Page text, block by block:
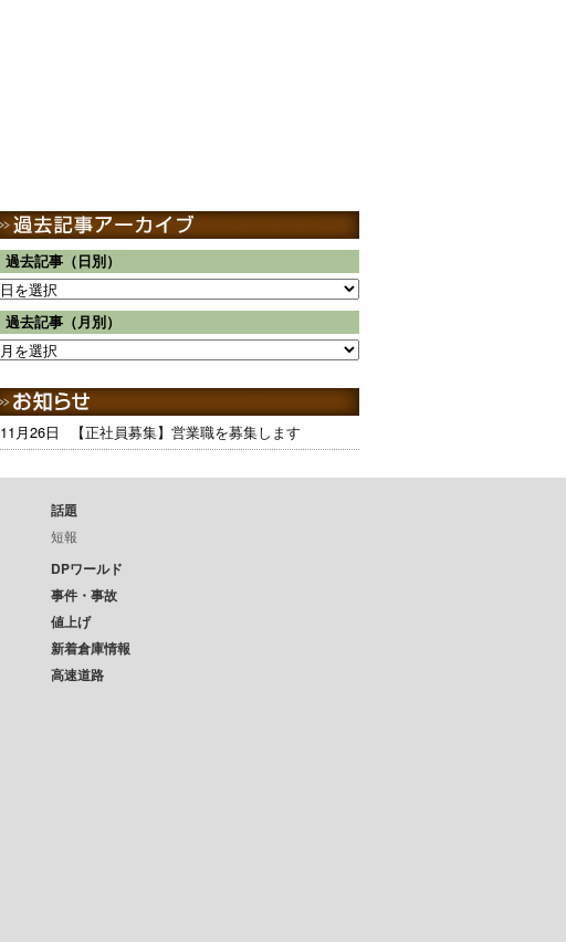
過去記事（日別）
過去記事（月別）
11月26日 【正社員募集】営業職を募集します
話題
短報
DPワールド
事件・事故
値上げ
新着倉庫情報
高速道路